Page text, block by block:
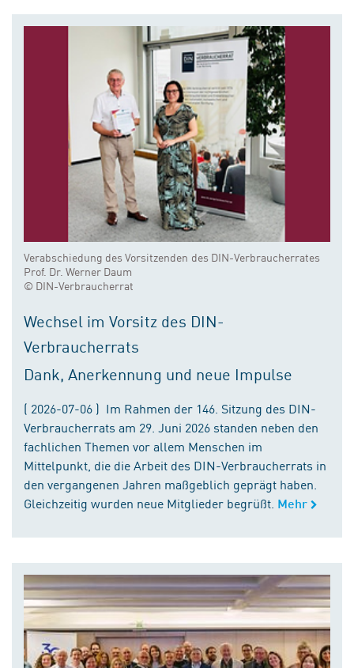
Verabschiedung des Vorsitzenden des DIN-Verbraucherrates
Prof. Dr. Werner Daum
© DIN-Verbraucherrat
Wechsel im Vorsitz des DIN-
Verbraucherrats
Dank, Anerkennung und neue Impulse
( 2026-07-06 ) Im Rahmen der 146. Sitzung des DIN-
Verbraucherrats am 29. Juni 2026 standen neben den
fachlichen Themen vor allem Menschen im
Mittelpunkt, die die Arbeit des DIN-Verbraucherrats in
den vergangenen Jahren maßgeblich geprägt haben.
Gleichzeitig wurden neue Mitglieder begrüßt. Mehr